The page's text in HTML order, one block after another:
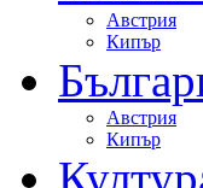
Австрия
Кипър
Австрия
Кипър